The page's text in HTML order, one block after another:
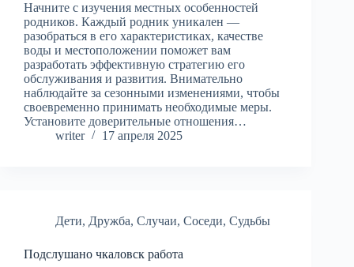
Начните с изучения местных особенностей
родников. Каждый родник уникален —
разобраться в его характеристиках, качестве
воды и местоположении поможет вам
разработать эффективную стратегию его
обслуживания и развития. Внимательно
наблюдайте за сезонными изменениями, чтобы
своевременно принимать необходимые меры.
Установите доверительные отношения…
writer
17 апреля 2025
Дети, Дружба, Случаи, Соседи, Судьбы
Подслушано чкаловск работа